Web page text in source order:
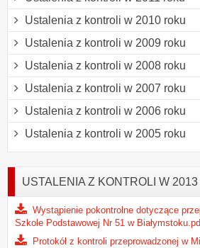
Ustalenia z kontroli w 2010 roku
Ustalenia z kontroli w 2009 roku
Ustalenia z kontroli w 2008 roku
Ustalenia z kontroli w 2007 roku
Ustalenia z kontroli w 2006 roku
Ustalenia z kontroli w 2005 roku
USTALENIA Z KONTROLI W
Wystąpienie pokontrolne dotyczące
Szkole Podstawowej Nr 51 w
Protokół z kontroli przeprowadzonej w